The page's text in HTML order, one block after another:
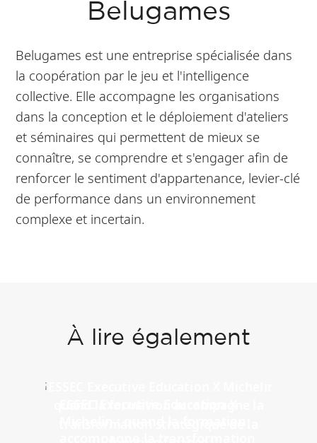
Belugames
Belugames est une entreprise spécialisée dans
la coopération par le jeu et l'intelligence
collective. Elle accompagne les organisations
dans la conception et le déploiement d'ateliers
et séminaires qui permettent de mieux se
connaître, se comprendre et s'engager afin de
renforcer le sentiment d'appartenance, levier-clé
de performance dans un environnement
complexe et incertain.
À lire également